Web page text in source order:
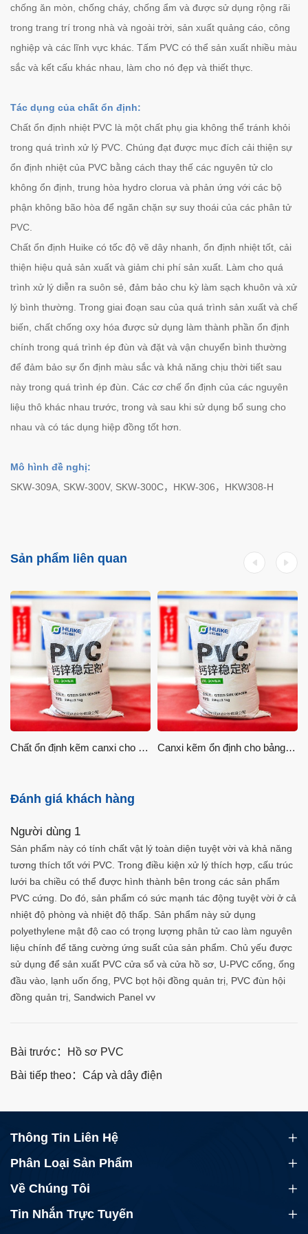
chống ăn mòn, chống cháy, chống ẩm và được sử dụng rộng rãi
trong trang trí trong nhà và ngoài trời, sản xuất quảng cáo, công
nghiệp và các lĩnh vực khác. Tấm PVC có thể sản xuất nhiều màu
sắc và kết cấu khác nhau, làm cho nó đẹp và thiết thực.
Tác dụng của chất ổn định:
Chất ổn định nhiệt PVC là một chất phụ gia không thể tránh khỏi
trong quá trình xử lý PVC. Chúng đạt được mục đích cải thiện sự
ổn định nhiệt của PVC bằng cách thay thế các nguyên tử clo
không ổn định, trung hòa hydro clorua và phản ứng với các bộ
phận không bão hòa để ngăn chặn sự suy thoái của các phân tử
PVC.
Chất ổn định Huike có tốc độ vẽ dây nhanh, ổn định nhiệt tốt, cải
thiện hiệu quả sản xuất và giảm chi phí sản xuất. Làm cho quá
trình xử lý diễn ra suôn sẻ, đảm bảo chu kỳ làm sạch khuôn và xử
lý bình thường. Trong giai đoạn sau của quá trình sản xuất và chế
biến, chất chống oxy hóa được sử dụng làm thành phần ổn định
chính trong quá trình ép đùn và đặt và vận chuyển bình thường
để đảm bảo sự ổn định màu sắc và khả năng chịu thời tiết sau
này trong quá trình ép đùn. Các cơ chế ổn định của các nguyên
liệu thô khác nhau trước, trong và sau khi sử dụng bổ sung cho
nhau và có tác dụng hiệp đồng tốt hơn.
Mô hình đề nghị:
SKW-309A, SKW-300V, SKW-300C，HKW-306，HKW308-H
Sản phẩm liên quan
Chất ổn định kẽm canxi cho hồ sơ Canxi kẽm ổn định cho bảng điều khiển
Đánh giá khách hàng
Người dùng 1
Sản phẩm này có tính chất vật lý toàn diện tuyệt vời và khả năng
tương thích tốt với PVC. Trong điều kiện xử lý thích hợp, cấu trúc
lưới ba chiều có thể được hình thành bên trong các sản phẩm
PVC cứng. Do đó, sản phẩm có sức mạnh tác động tuyệt vời ở cả
nhiệt độ phòng và nhiệt độ thấp. Sản phẩm này sử dụng
polyethylene mật độ cao có trọng lượng phân tử cao làm nguyên
liệu chính để tăng cường ứng suất của sản phẩm. Chủ yếu được
sử dụng để sản xuất PVC cửa sổ và cửa hồ sơ, U-PVC cống, ống
đầu vào, lạnh uốn ống, PVC bọt hội đồng quản trị, PVC đùn hội
đồng quản trị, Sandwich Panel vv
Bài trước：Hồ sơ PVC
Bài tiếp theo：Cáp và dây điện
Thông Tin Liên Hệ
Phân Loại Sản Phẩm
Về Chúng Tôi
Tin Nhắn Trực Tuyến